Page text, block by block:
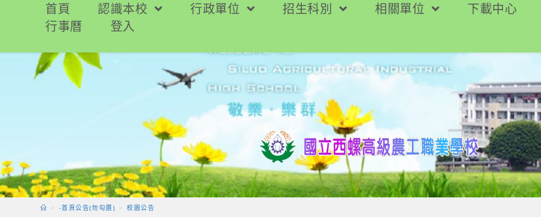
要
首頁 認識本校 行政單位 招生科別 相關單位
下載中心
行事曆
登入
> -首頁公告(勿勾選) > 校園公告